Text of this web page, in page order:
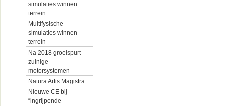
simulaties winnen
terrein
Multifysische
simulaties winnen
terrein
Na 2018 groeispurt
zuinige
motorsystemen
Natura Artis Magistra
Nieuwe CE bij
“ingrijpende